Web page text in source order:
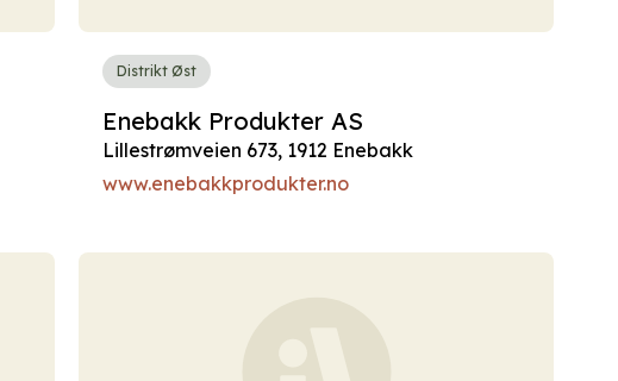
Distrikt Øst
Enebakk Produkter AS
Lillestrømveien 673, 1912 Enebakk
www.enebakkprodukter.no